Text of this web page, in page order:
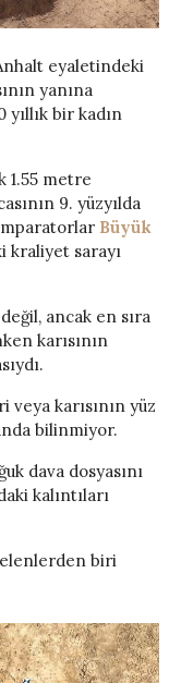
eyaletindeki
yanına
yıllık bir kadın
1.55 metre
9. yüzyılda
imparatorlar Büyük
kraliyet sarayı
ancak en sıra
karısının
veya karısının yüz
bilinmiyor.
dava dosyasını
kalıntıları
biri